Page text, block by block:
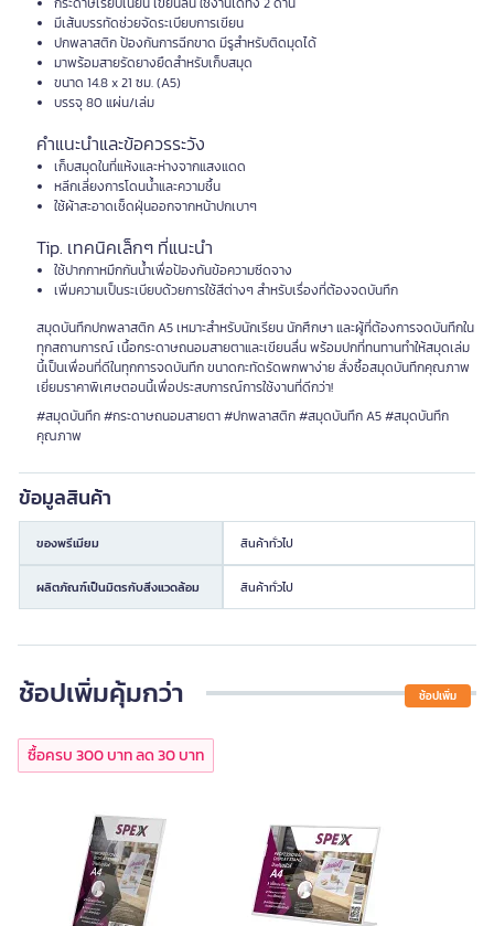
มีเส้นบรรทัดช่วยจัดระเบียบการเขียน
ปกพลาสติก ป้องกันการฉีกขาด มีรูสำหรับติดมุดได้
มาพร้อมสายรัดยางยืดสำหรับเก็บสมุด
ขนาด 14.8 x 21 ซม. (A5)
บรรจุ 80 แผ่น/เล่ม
คำแนะนำและข้อควรระวัง
เก็บสมุดในที่แห้งและห่างจากแสงแดด
หลีกเลี่ยงการโดนน้ำและความชื้น
ใช้ผ้าสะอาดเช็ดฝุ่นออกจากหน้าปกเบาๆ
Tip. เทคนิคเล็กๆ ที่แนะนำ
ใช้ปากกาหมึกกันน้ำเพื่อป้องกันข้อความซีดจาง
เพิ่มความเป็นระเบียบด้วยการใช้สีต่างๆ สำหรับเรื่องที่ต้องจดบันทึก
สมุดบันทึกปกพลาสติก A5 เหมาะสำหรับนักเรียน นักศึกษา และผู้ที่ต้องการจดบันทึกใน
ทุกสถานการณ์ เนื้อกระดาษถนอมสายตาและเขียนลื่น พร้อมปกที่ทนทานทำให้สมุดเล่ม
นี้เป็นเพื่อนที่ดีในทุกการจดบันทึก ขนาดกะทัดรัดพกพาง่าย สั่งซื้อสมุดบันทึกคุณภาพ
เยี่ยมราคาพิเศษตอนนี้เพื่อประสบการณ์การใช้งานที่ดีกว่า!
#สมุดบันทึก #กระดาษถนอมสายตา #ปกพลาสติก #สมุดบันทึก A5 #สมุดบันทึก
คุณภาพ
ข้อมูลสินค้า
ของพรีเมียม สินค้าทั่วไป
ผลิตภัณฑ์เป็นมิตรกับสิ่งแวดล้อม สินค้าทั่วไป
ช้อปเพิ่มคุ้มกว่า ช้อปเพิ่ม
ซื้อครบ 300 บาท ลด 30 บาท